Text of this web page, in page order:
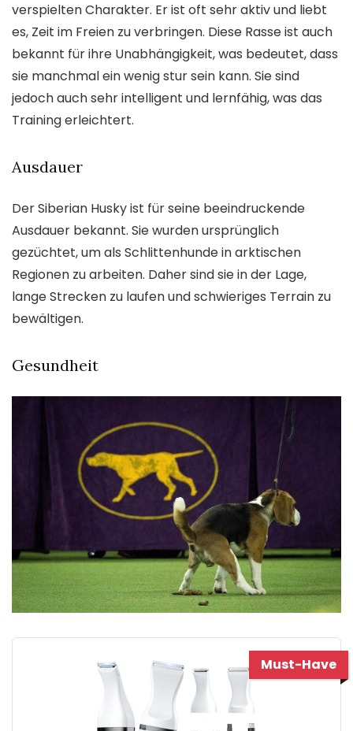
verspielten Charakter. Er ist oft sehr aktiv und liebt
es, Zeit im Freien zu verbringen. Diese Rasse ist auch
bekannt für ihre Unabhängigkeit, was bedeutet, dass
sie manchmal ein wenig stur sein kann. Sie sind
jedoch auch sehr intelligent und lernfähig, was das
Training erleichtert.
Ausdauer
Der Siberian Husky ist für seine beeindruckende
Ausdauer bekannt. Sie wurden ursprünglich
gezüchtet, um als Schlittenhunde in arktischen
Regionen zu arbeiten. Daher sind sie in der Lage,
lange Strecken zu laufen und schwieriges Terrain zu
bewältigen.
Gesundheit
Must-Have